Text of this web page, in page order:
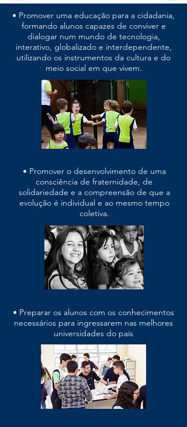
• Promover uma educação para a cidadania,
formando alunos capazes de conviver e
dialogar num mundo de tecnologia,
interativo, globalizado e interdependente,
utilizando os instrumentos da cultura e do
meio social em que vivem.
• Promover o desenvolvimento de uma
consciência de fraternidade, de
solidariedade e a compreensão de que a
evolução é individual e ao mesmo tempo
coletiva.
• Preparar os alunos com os conhecimentos
necessários para ingressarem nas melhores
universidades do país